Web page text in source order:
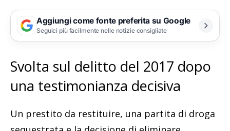
Aggiungi come fonte preferita su Google
Seguici più facilmente nelle notizie consigliate
Svolta sul delitto del 2017 dopo
una testimonianza decisiva
Un prestito da restituire, una partita di droga